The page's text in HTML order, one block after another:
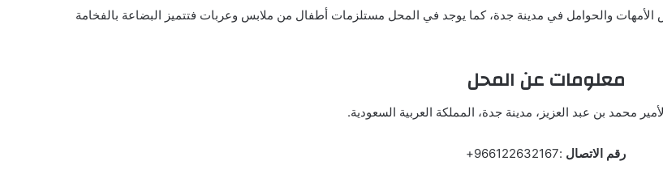
والحوامل في مدينة جدة، كما يوجد في المحل مستلزمات أطفال من ملابس وعربات فتتميز البضاعة بالفخامة
معلومات عن المحل
محمد بن عبد العزيز، مدينة جدة، المملكة العربية السعودية.
رقم الاتصال :966122632167+